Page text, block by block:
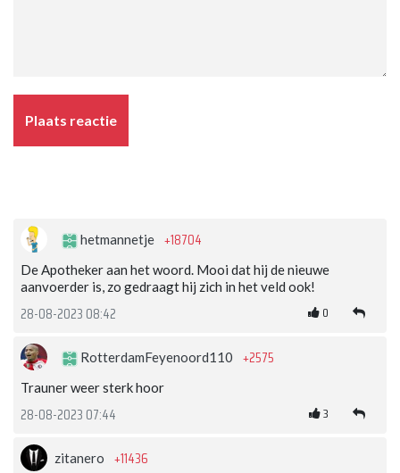
Plaats reactie
hetmannetje +18704
De Apotheker aan het woord. Mooi dat hij de nieuwe
aanvoerder is, zo gedraagt hij zich in het veld ook!
28-08-2023 08:42 0
RotterdamFeyenoord110 +2575
Trauner weer sterk hoor
28-08-2023 07:44 3
zitanero +11436